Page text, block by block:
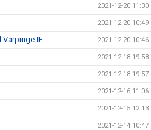
2021-12-20 11:30
2021-12-20 10:49
IF 2021-12-20 10:46
2021-12-18 19:58
2021-12-18 19:57
2021-12-16 11:06
2021-12-15 12:13
2021-12-14 10:47